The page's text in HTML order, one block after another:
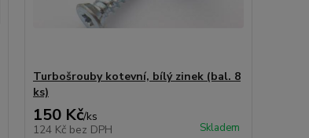
Turbošrouby kotevní, bílý zinek (bal. 8
ks)
150 Kč/ks
124 Kč bez DPH Skladem